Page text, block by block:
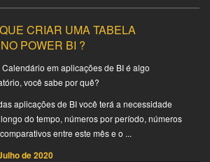
CRIAR UMA TABELA
POWER BI ?
em aplicações de BI é algo
você sabe por quê?
aplicações de BI você terá a necessidade
do tempo, números por período, números
entre este mês e o ...
de 2020